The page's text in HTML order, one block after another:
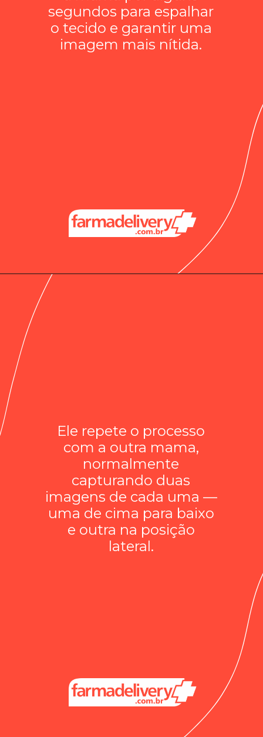
segundos para espalhar
o tecido e garantir uma
imagem mais nítida.
Ele repete o processo
com a outra mama,
normalmente
capturando duas
imagens de cada uma —
uma de cima para baixo
e outra na posição
lateral.